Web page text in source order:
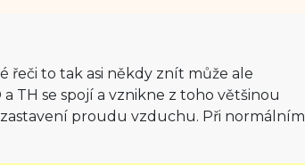
řeči to tak asi někdy znít může ale
TH se spojí a vznikne z toho většinou
proudu vzduchu. Při normálním